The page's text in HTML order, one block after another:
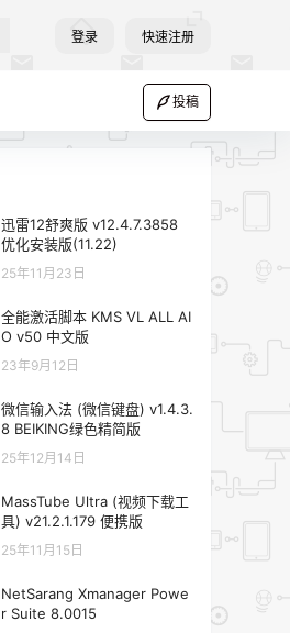
登录 快速注册
投稿
迅雷12舒爽版 v12.4.7.3858
优化安装版(11.22)
25年11月23日
全能激活脚本 KMS VL ALL AI
O v50 中文版
23年9月12日
微信输入法 (微信键盘) v1.4.3.
8 BEIKING绿色精简版
25年12月14日
MassTube Ultra (视频下载工
具) v21.2.1.179 便携版
25年11月15日
NetSarang Xmanager Powe
r Suite 8.0015